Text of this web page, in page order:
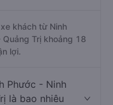
khách từ Ninh
Trị khoảng 18
lợi.
Phước - Ninh
là bao nhiêu